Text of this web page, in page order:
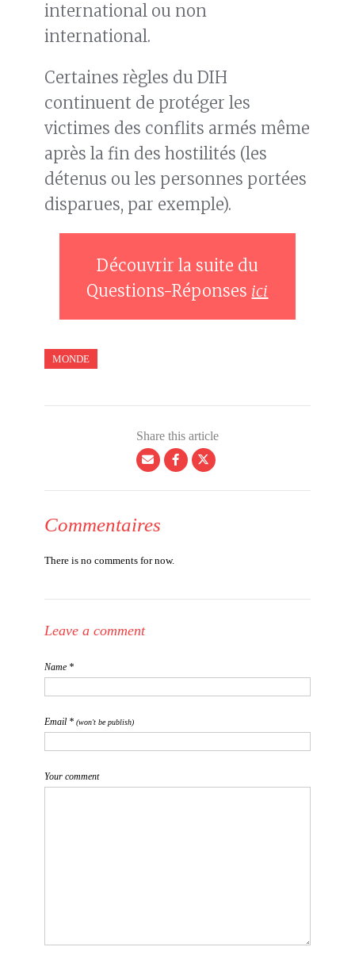
international ou non
international.
Certaines règles du DIH
continuent de protéger les
victimes des conflits armés même
après la fin des hostilités (les
détenus ou les personnes portées
disparues, par exemple).
Découvrir la suite du
Questions-Réponses ici
MONDE
Share this article
Commentaires
There is no comments for now.
Leave a comment
Name *
Email * (won't be publish)
Your comment